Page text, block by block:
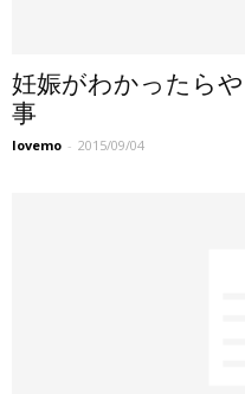
妊娠がわかったら
事
lovemo - 2015/09/04